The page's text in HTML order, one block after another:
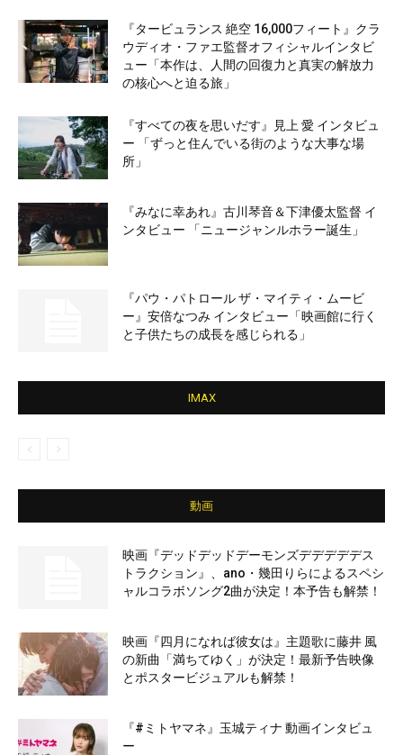
『タービュランス 絶空 16,000フィート』クラ
ウディオ・ファエ監督オフィシャルインタビ
ュー「本作は、人間の回復力と真実の解放力
の核心へと迫る旅」
『すべての夜を思いだす』見上 愛 インタビュ
ー 「ずっと住んでいる街のような大事な場
所」
『みなに幸あれ』古川琴音＆下津優太監督 イ
ンタビュー 「ニュージャンルホラー誕生」
『パウ・パトロール ザ・マイティ・ムービ
ー』安倍なつみ インタビュー「映画館に行く
と子供たちの成長を感じられる」
IMAX
動画
映画『デッドデッドデーモンズデデデデデス
トラクション』、ano・幾田りらによるスペシ
ャルコラボソング2曲が決定！本予告も解禁！
映画『四月になれば彼女は』主題歌に藤井 風
の新曲「満ちてゆく」が決定！最新予告映像
とポスタービジュアルも解禁！
『#ミトヤマネ』玉城ティナ 動画インタビュ
ー